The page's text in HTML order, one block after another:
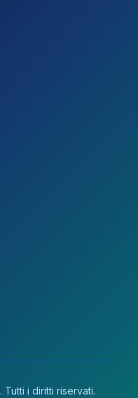
i diritti riservati.